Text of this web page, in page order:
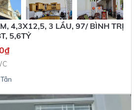
4,3X12,5, 3 LẦU, 97/ BÌNH TRỊ
5,6TỶ
₫